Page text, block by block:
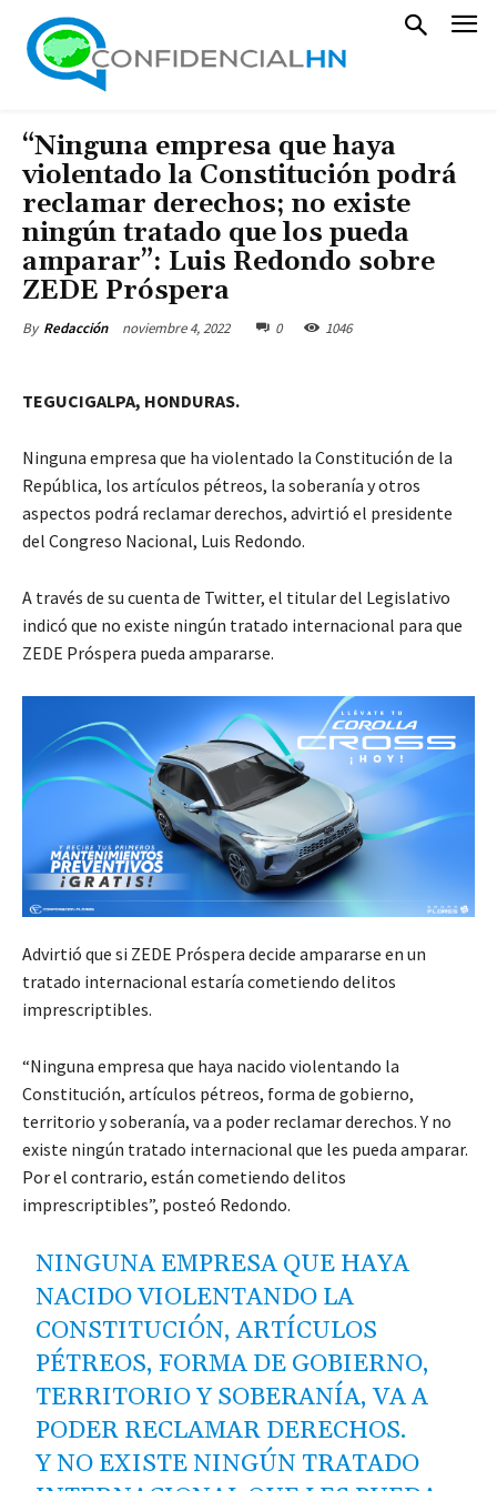
“Ninguna empresa que haya
violentado la Constitución podrá
reclamar derechos; no existe
ningún tratado que los pueda
amparar”: Luis Redondo sobre
ZEDE Próspera
By Redacción noviembre 4, 2022 0 1046
TEGUCIGALPA, HONDURAS.
Ninguna empresa que ha violentado la Constitución de la
República, los artículos pétreos, la soberanía y otros
aspectos podrá reclamar derechos, advirtió el presidente
del Congreso Nacional, Luis Redondo.
A través de su cuenta de Twitter, el titular del Legislativo
indicó que no existe ningún tratado internacional para que
ZEDE Próspera pueda ampararse.
Advirtió que si ZEDE Próspera decide ampararse en un
tratado internacional estaría cometiendo delitos
imprescriptibles.
“Ninguna empresa que haya nacido violentando la
Constitución, artículos pétreos, forma de gobierno,
territorio y soberanía, va a poder reclamar derechos. Y no
existe ningún tratado internacional que les pueda amparar.
Por el contrario, están cometiendo delitos
imprescriptibles”, posteó Redondo.
NINGUNA EMPRESA QUE HAYA
NACIDO VIOLENTANDO LA
CONSTITUCIÓN, ARTÍCULOS
PÉTREOS, FORMA DE GOBIERNO,
TERRITORIO Y SOBERANÍA, VA A
PODER RECLAMAR DERECHOS.
Y NO EXISTE NINGÚN TRATADO